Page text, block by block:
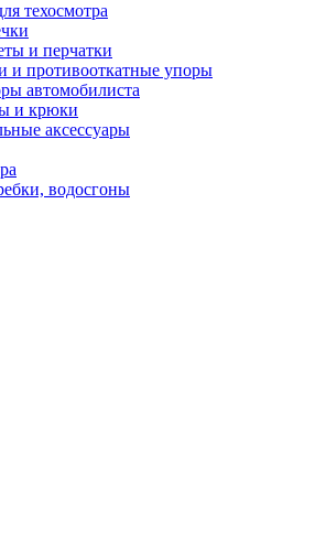
техосмотра
и перчатки
и противооткатные упоры
автомобилиста
и крюки
аксессуары
водосгоны